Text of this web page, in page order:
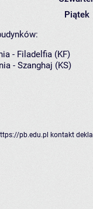
Piątek
- Filadelfia (KF)
- Szanghaj (KS)
pb.edu.pl kontakt